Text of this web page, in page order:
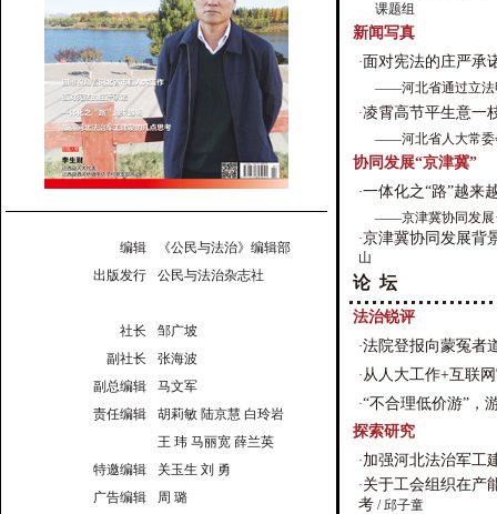
编辑
《公民与法治》编辑部
出版发行
公民与法治杂志社
社长
邹广坡
副社长
张海波
副总编辑
马文军
责任编辑
胡莉敏 陆京慧 白玲岩
王 玮 马丽宽 薛兰英
特邀编辑
关玉生 刘 勇
广告编辑
周 璐
课题组
新闻写真
·面对宪法的庄严承
——河北省通过立法
·凌霄高节平生意一
——河北省人大常委
协同发展“京津冀”
·一体化之“路”越来
——京津冀协同发展
·京津冀协同发展背
山
论 坛
法治锐评
·法院登报向蒙冤者
·从人大工作+互联
·“不合理低价游”，
探索研究
·加强河北法治军工
·关于工会组织在产
考 / 邱子童